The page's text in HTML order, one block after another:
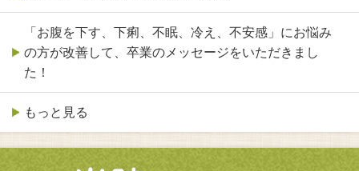
「お腹を下す、下痢、不眠、冷え、不安感」にお悩み
の方が改善して、卒業のメッセージをいただきまし
た！
もっと見る